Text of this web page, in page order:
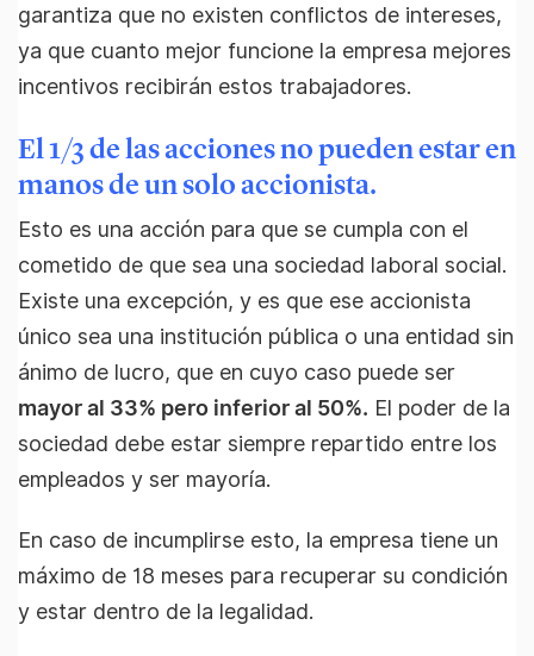
garantiza que no existen conflictos de intereses,
ya que cuanto mejor funcione la empresa mejores
incentivos recibirán estos trabajadores.
El 1/3 de las acciones no pueden estar en
manos de un solo accionista.
Esto es una acción para que se cumpla con el
cometido de que sea una sociedad laboral social.
Existe una excepción, y es que ese accionista
único sea una institución pública o una entidad sin
ánimo de lucro, que en cuyo caso puede ser
mayor al 33% pero inferior al 50%. El poder de la
sociedad debe estar siempre repartido entre los
empleados y ser mayoría.
En caso de incumplirse esto, la empresa tiene un
máximo de 18 meses para recuperar su condición
y estar dentro de la legalidad.